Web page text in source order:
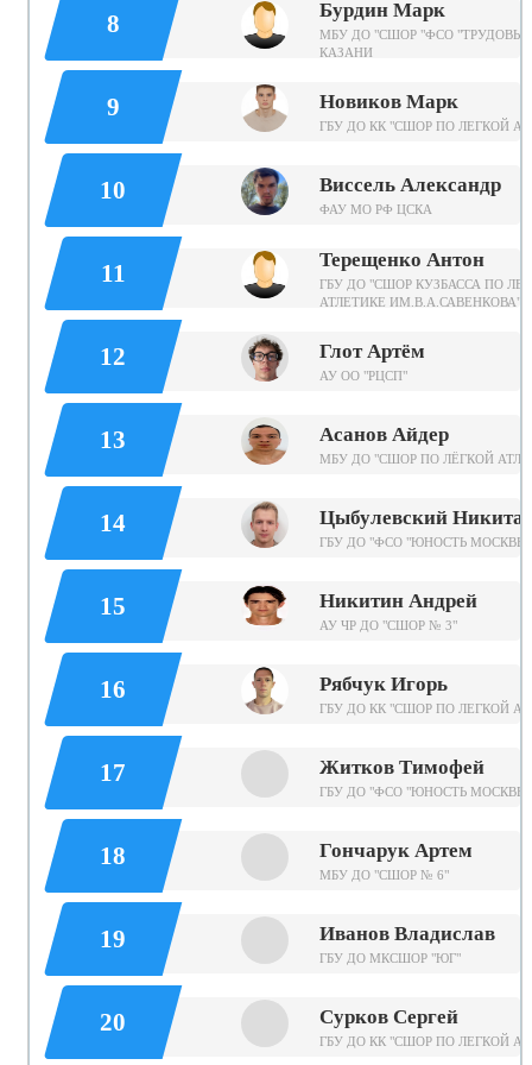
8 Бурдин Марк
МБУ ДО "СШОР "ФСО "ТРУДОВЫЕ
КАЗАНИ
9 Новиков Марк
ГБУ ДО КК "СШОР ПО ЛЕГКОЙ
10 Виссель Александр
ФАУ МО РФ ЦСКА
11 Терещенко Антон
ГБУ ДО "СШОР КУЗБАССА ПО
АТЛЕТИКЕ ИМ.В.А.САВЕНКОВА"
12 Глот Артём
АУ ОО "РЦСП"
13 Асанов Айдер
МБУ ДО "СШОР ПО ЛЁГКОЙ
14 Цыбулевский Никита
ГБУ ДО "ФСО "ЮНОСТЬ МОСКВЫ"
15 Никитин Андрей
АУ ЧР ДО "СШОР № 3"
16 Рябчук Игорь
ГБУ ДО КК "СШОР ПО ЛЕГКОЙ
17 Житков Тимофей
ГБУ ДО "ФСО "ЮНОСТЬ МОСКВЫ"
18 Гончарук Артем
МБУ ДО "СШОР № 6"
19 Иванов Владислав
ГБУ ДО МКСШОР "ЮГ"
20 Сурков Сергей
ГБУ ДО КК "СШОР ПО ЛЕГКОЙ